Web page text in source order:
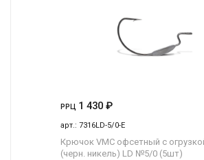
РРЦ 1 430 ₽
арт.: 7316LD-5/0-E
Крючок VMC офсетный с
(черн. никель) LD №5/0 (5шт)